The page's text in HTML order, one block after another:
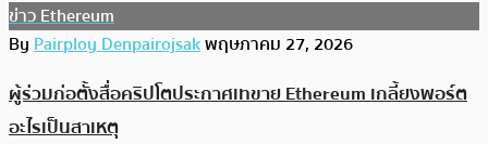
ข่าว Ethereum
ByPairploy Denpairojsakพฤษภาคม 27, 2026
ผู้ร่วมก่อตั้งสื่อคริปโตประกาศเทขาย Ethereum เกลี้ยงพอร์ต
อะไรเป็นสาเหตุ